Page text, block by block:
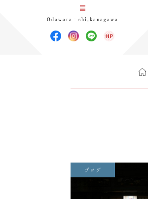
Odawara‐shi,kanagawa
ブログ